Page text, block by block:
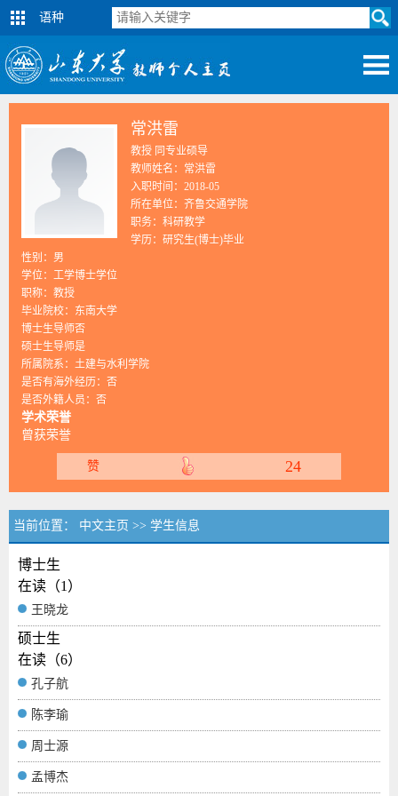
语种
常洪雷
教授 同专业硕导
教师姓名：常洪雷
入职时间：2018-05
所在单位：齐鲁交通学院
职务：科研教学
学历：研究生(博士)毕业
性别：男
学位：工学博士学位
职称：教授
毕业院校：东南大学
博士生导师否
硕士生导师是
所属院系：土建与水利学院
是否有海外经历：否
是否外籍人员：否
学术荣誉
曾获荣誉
赞 24
当前位置： 中文主页 >> 学生信息
博士生
在读（1）
王晓龙
硕士生
在读（6）
孔子航
陈李瑜
周士源
孟博杰